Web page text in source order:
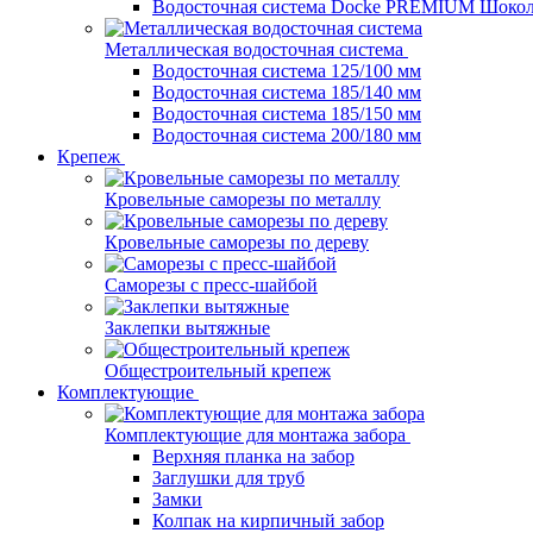
Водосточная система Docke PREMIUM
Металлическая водосточная система
Водосточная система 125/100 мм
Водосточная система 185/140 мм
Водосточная система 185/150 мм
Водосточная система 200/180 мм
Крепеж
Кровельные саморезы по металлу
Кровельные саморезы по дереву
Саморезы с пресс-шайбой
Заклепки вытяжные
Общестроительный крепеж
Комплектующие
Комплектующие для монтажа забора
Верхняя планка на забор
Заглушки для труб
Замки
Колпак на кирпичный забор